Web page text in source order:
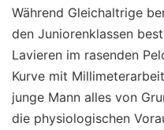
Während Gleichaltrige
den Juniorenklassen
Lavieren im rasenden
Kurve mit
junge Mann alles von
die physiologischen